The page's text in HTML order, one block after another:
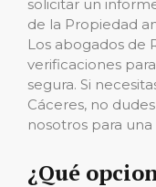
solicitar un
de la Propiedad
Los abogados de
verificaciones
segura. Si
Cáceres, no
nosotros para
¿Qué